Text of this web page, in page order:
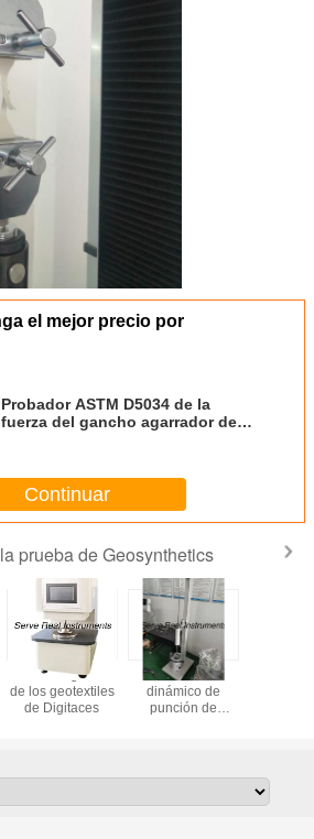
el mejor precio por
Probador ASTM D5034 de la
fuerza del gancho agarrador del
geotextiles
Continuar
prueba de Geosynthetics
Metro del grueso
de los geotextiles
de Digitaces
Probador
dinámico de
punción de